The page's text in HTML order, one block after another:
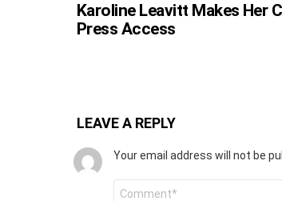
Karoline Leavitt Makes Her
Press Access
LEAVE A REPLY
Your email address will not be